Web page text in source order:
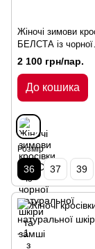
Жіночі зимови
БЕЛСТА із чорної
натуральної шкіри
2 100 грн/пар.
До кошика
Розмір
36 37 39